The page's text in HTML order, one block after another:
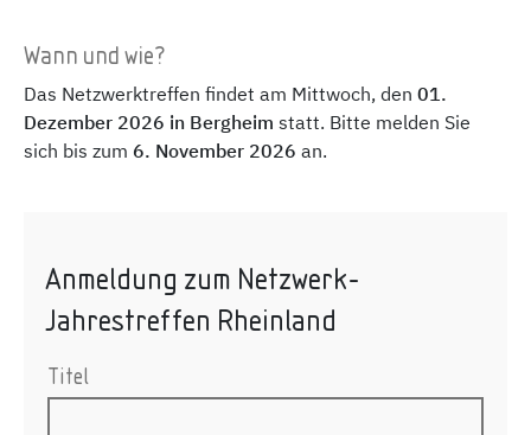
Wann und wie?
Das Netzwerktreffen findet am Mittwoch, den01.
Dezember 2026 in Bergheimstatt. Bitte melden Sie
sich bis zum 6. November 2026an.
Anmeldung zum Netzwerk-
Jahrestreffen Rheinland
Titel